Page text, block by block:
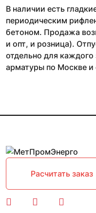
В наличии есть
периодическим
бетоном. Продажа
и опт, и розница).
отдельно для
арматуры по Москве и
Расчитать заказ